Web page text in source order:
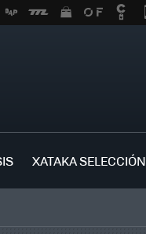
XATAKA SELECCIÓN